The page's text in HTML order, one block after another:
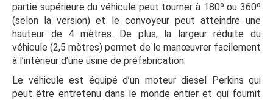
partie supérieure du véhicule peut tourner à 180º ou 360º
(selon la version) et le convoyeur peut atteindre une
hauteur de 4 mètres. De plus, la largeur réduite du
véhicule (2,5 mètres) permet de le manœuvrer facilement
à l’intérieur d’une usine de préfabrication.
Le véhicule est équipé d’un moteur diesel Perkins qui
peut être entretenu dans le monde entier et qui fournit